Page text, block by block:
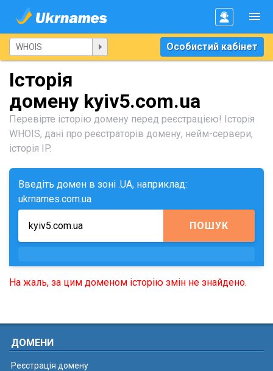
Особистий кабінет
Історія
домену kyiv5.com.ua
Перевірте історію домену перед реєстрацією! Історія
WHOIS, дані про реєстраторів домену, нейм-сервери,
історія IP.
Введіть домен в зоні .UA, наприклад:
ukrnames.com.ua
ПОШУК
На жаль, за цим доменом історію змін не знайдено.
ДОМЕНИ
Реєстрація домену